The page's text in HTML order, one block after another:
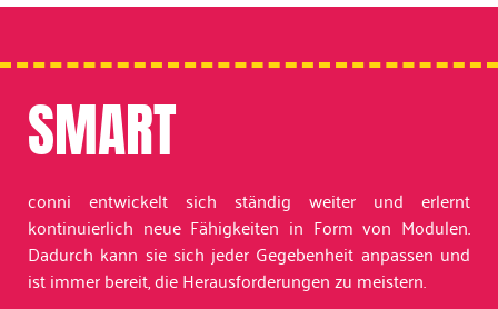
SMART
conni entwickelt sich ständig weiter und erlernt
kontinuierlich neue Fähigkeiten in Form von Modulen.
Dadurch kann sie sich jeder Gegebenheit anpassen und
ist immer bereit, die Herausforderungen zu meistern.